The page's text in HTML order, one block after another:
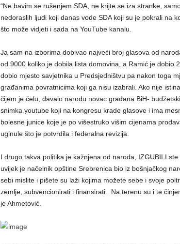
“Ne bavim se rušenjem SDA, ne krijte se iza stranke,
nedoraslih ljudi koji danas vode SDA koji su je pokrali na
što može vidjeti i sada na YouTube kanalu.
Ja sam na izborima dobivao najveći broj glasova od
od 9000 koliko je dobila lista domovina, a Ramić je dobio
dobio mjesto savjetnika u Predsjedništvu pa nakon toga
građanima povratnicima koji ga nisu izabrali. Ako nije
čijem je čelu, davalo narodu novac građana BiH-
snimka youtube koji na kongresu krade glasove i ima
bolesne junice koje je po višestruko višim cijenama
uginule što je potvrdila i federalna revizija.
I drugo takva politika je kažnjena od naroda, IZGUBILI
uvijek je načelnik opštine Srebrenica bio iz bošnjačkog
sebi mislite i pišete su laži kojima možete sebe i svoje
zemlje, subvencionirati i finansirati. Na terenu su i te
je Ahmetović.